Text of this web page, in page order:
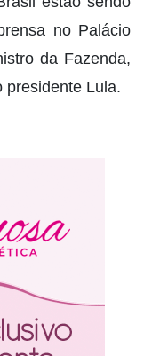
no Palácio
da Fazenda,
presidente Lula.